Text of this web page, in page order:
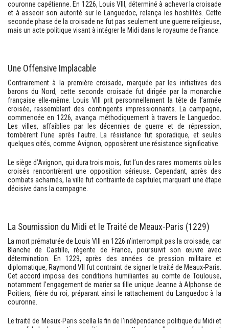
couronne capétienne. En 1226, Louis VIII, déterminé à achever la croisade
et à asseoir son autorité sur le Languedoc, relança les hostilités. Cette
seconde phase de la croisade ne fut pas seulement une guerre religieuse,
mais un acte politique visant à intégrer le Midi dans le royaume de France.
Une Offensive Implacable
Contrairement à la première croisade, marquée par les initiatives des
barons du Nord, cette seconde croisade fut dirigée par la monarchie
française elle-même. Louis VIII prit personnellement la tête de l’armée
croisée, rassemblant des contingents impressionnants. La campagne,
commencée en 1226, avança méthodiquement à travers le Languedoc.
Les villes, affaiblies par les décennies de guerre et de répression,
tombèrent l’une après l’autre. La résistance fut sporadique, et seules
quelques cités, comme Avignon, opposèrent une résistance significative.
Le siège d’Avignon, qui dura trois mois, fut l’un des rares moments où les
croisés rencontrèrent une opposition sérieuse. Cependant, après des
combats acharnés, la ville fut contrainte de capituler, marquant une étape
décisive dans la campagne.
La Soumission du Midi et le Traité de Meaux-Paris (1229)
La mort prématurée de Louis VIII en 1226 n’interrompit pas la croisade, car
Blanche de Castille, régente de France, poursuivit son œuvre avec
détermination. En 1229, après des années de pression militaire et
diplomatique, Raymond VII fut contraint de signer le traité de Meaux-Paris.
Cet accord imposa des conditions humiliantes au comte de Toulouse,
notamment l’engagement de marier sa fille unique Jeanne à Alphonse de
Poitiers, frère du roi, préparant ainsi le rattachement du Languedoc à la
couronne.
Le traité de Meaux-Paris scella la fin de l’indépendance politique du Midi et